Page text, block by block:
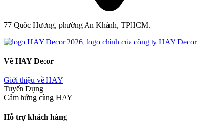
77 Quốc Hương, phường An Khánh, TPHCM.
Về HAY Decor
Giới thiệu về HAY
Tuyển Dụng
Cảm hứng cùng HAY
Hỗ trợ khách hàng